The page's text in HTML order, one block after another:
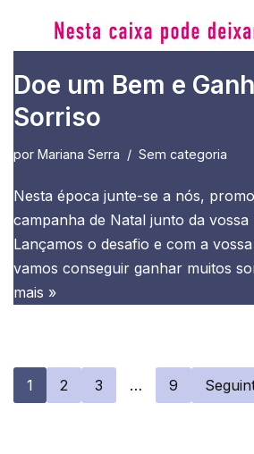
Doe um Bem e
Sorriso
por Mariana Serra Sem categoria
Nesta época junte-se a nós,
campanha de Natal junto da vossa
Lançamos o desafio e com a
vamos conseguir ganhar muitos
mais »
1 2 3 … 9